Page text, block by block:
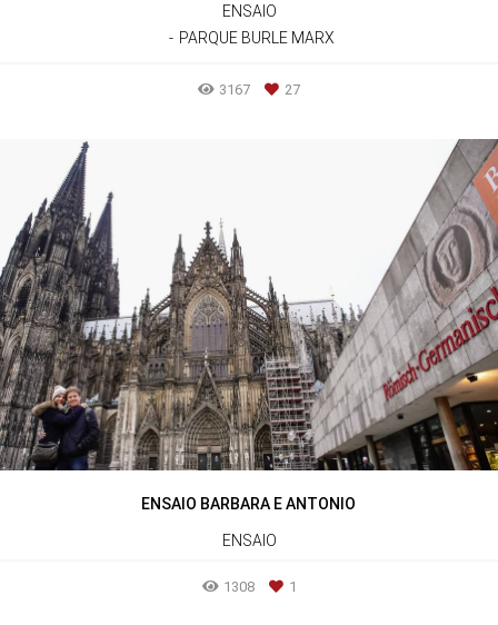
ENSAIO
PARQUE BURLE MARX
3167 27
ENSAIO BARBARA E ANTONIO
ENSAIO
1308 1